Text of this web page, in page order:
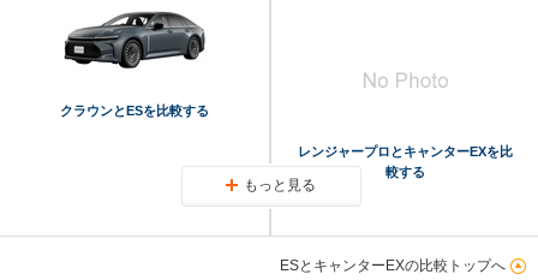
クラウンとESを比較する
レンジャープロとキャンターEXを比
較する
もっと見る
ESとキャンターEXの比較トップへ